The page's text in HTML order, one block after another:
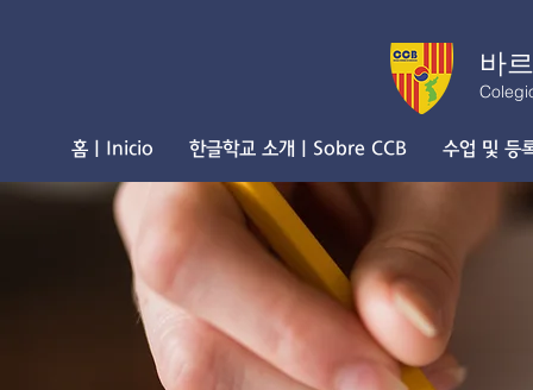
바
홈 | Inicio 한글학교 소개 | Sobre CCB 수업 및 등